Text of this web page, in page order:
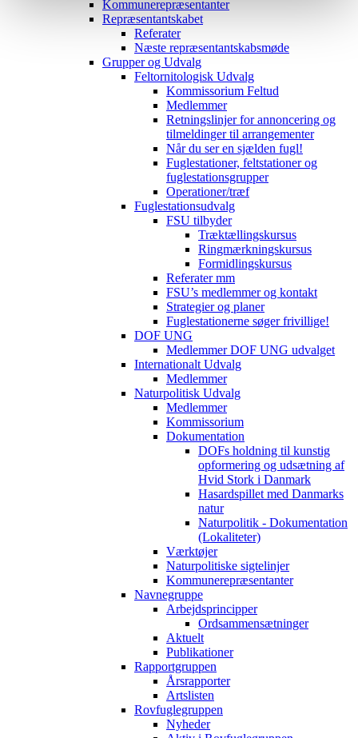
Kommunerepræsentanter
Repræsentantskabet
Referater
Næste repræsentantskabsmøde
Grupper og Udvalg
Feltornitologisk Udvalg
Kommissorium Feltud
Medlemmer
Retningslinjer for annoncering og
tilmeldinger til arrangementer
Når du ser en sjælden fugl!
Fuglestationer, feltstationer og
fuglestationsgrupper
Operationer/træf
Fuglestationsudvalg
FSU tilbyder
Træktællingskursus
Ringmærkningskursus
Formidlingskursus
Referater mm
FSU’s medlemmer og kontakt
Strategier og planer
Fuglestationerne søger frivillige!
DOF UNG
Medlemmer DOF UNG udvalget
Internationalt Udvalg
Medlemmer
Naturpolitisk Udvalg
Medlemmer
Kommissorium
Dokumentation
DOFs holdning til kunstig
opformering og udsætning af
Hvid Stork i Danmark
Hasardspillet med Danmarks
natur
Naturpolitik - Dokumentation
(Lokaliteter)
Værktøjer
Naturpolitiske sigtelinjer
Kommunerepræsentanter
Navnegruppe
Arbejdsprincipper
Ordsammensætninger
Aktuelt
Publikationer
Rapportgruppen
Årsrapporter
Artslisten
Rovfuglegruppen
Nyheder